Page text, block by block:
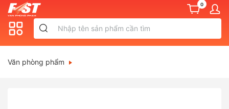
0
Văn phòng phẩm